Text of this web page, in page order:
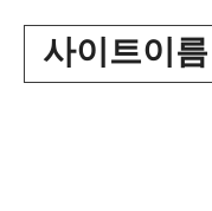
content사이트이름